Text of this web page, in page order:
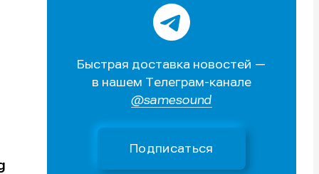
Быстрая доставка новостей —
в нашем Телеграм-канале
@samesound
Подписаться